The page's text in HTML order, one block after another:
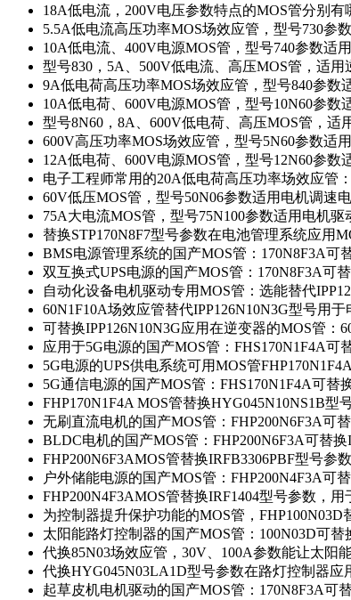
18A低电流，200V电压参数特点的MOS管分别有
5.5A低电流高压功率MOS场效应管，型号730参
10A低电流、400V电源MOS管，型号740参数适
型号830，5A、500V低电流、高压MOS管，适用
9A低电荷高压功率MOS场效应管，型号840参数
10A低电荷、600V电源MOS管，型号10N60参数
型号8N60，8A、600V低电荷、高压MOS管，适
600V高压功率MOS场效应管，型号5N60参数适
12A低电荷、600V电源MOS管，型号12N60参数
电子工程师常用的20A低电荷高压功率场效应管
60V低压MOS管，型号50N06参数适用电机调速电
75A大电流MOS管，型号75N100参数适用电机驱
替换STP170N8F7型号参数在电池管理系统应用
BMS电源管理系统的国产MOS管：170N8F3A可
双互换式UPS电源的国产MOS管：170N8F3A可
自动化设备电机驱动专用MOS管：选能替代
60N1F10A场效应管替代IPP126N10N3G型号用于
可替换IPP126N10N3G应用在逆变器的MOS管：
应用于5G电源的国产MOS管：FHS170N1F4A可
5G电源的UPS供电系统可用MOS管
5G通信电源的国产MOS管：FHS170N1F4A可替
FHP170N1F4A MOS管替换HYG045N10NS1B型
无刷直流电机的国产MOS管：FHP200N6F3A可
BLDC电机的国产MOS管：FHP200N6F3A可替换
FHP200N6F3AMOS管替换IRFB3306PBF型号参
户外储能电源的国产MOS管：FHP200N4F3A可
FHP200N4F3AMOS管替换IRF1404型号参数，用
为控制器提升保护功能的MOS管，FHP100N03D
太阳能路灯控制器的国产MOS管：100N03D可替
代换85N03场效应管，30V、100A参数能让太阳
代换HYG045N03LA1D型号参数在路灯控制器应
起草皮机电机驱动的国产MOS管：170N8F3A可